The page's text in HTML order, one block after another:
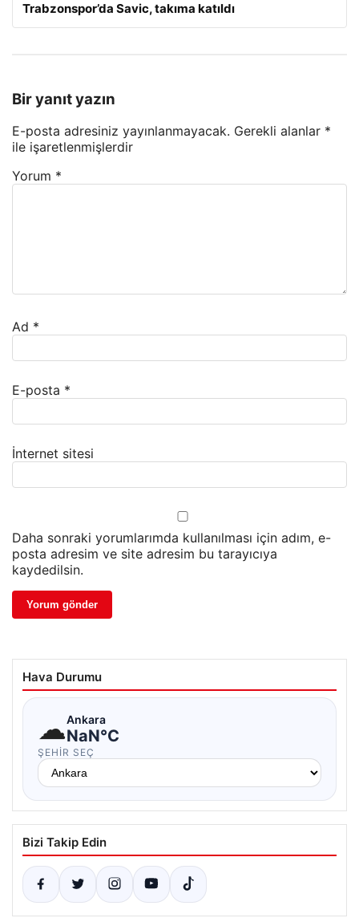
Trabzonspor’da Savic, takıma katıldı
Bir yanıt yazın
E-posta adresiniz yayınlanmayacak. Gerekli alanlar *
ile işaretlenmişlerdir
Yorum *
Ad *
E-posta *
İnternet sitesi
Daha sonraki yorumlarımda kullanılması için adım, e-
posta adresim ve site adresim bu tarayıcıya
kaydedilsin.
Hava Durumu
☁Ankara
NaN°C
ŞEHIR SEÇ
Bizi Takip Edin